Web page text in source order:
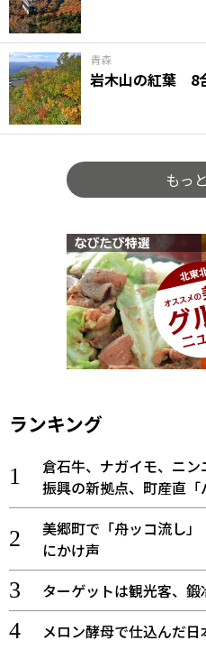
青森
岩木山の紅葉 8
もっ
ランキング
倉石牛、ナガイモ、ニ
振興の新拠点、町産直
美郷町で「舟ッコ流し
にかけ声
ターゲットは観光客、鍛
メロン酵母で仕込んだ